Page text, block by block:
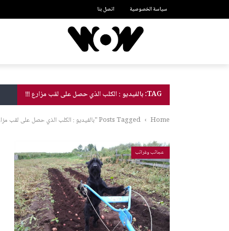
سياسة الخصوصية اتصل بنا
TAG: بالفيديو : الكلب الذي حصل على لقب مزارع !!!
Home
› Posts Tagged "بالفيديو : الكلب الذي حصل على لقب مزارع !!!"
عجائب وغرائب